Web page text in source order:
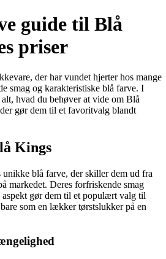
guide til Blå
priser
der har vundet hjerter hos mange
smag og karakteristiske blå farve. I
hvad du behøver at vide om Blå
gør dem til et favoritvalg blandt
Kings
blå farve, der skiller dem ud fra
markedet. Deres forfriskende smag
gør dem til et populært valg til
som en lækker tørstslukker på en